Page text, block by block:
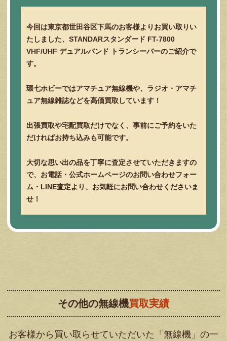
今回は東京都世田谷区下馬のお客様よりお買い取りい
たしました、STANDARスタンダード FT-7800
VHF/UHF デュアルバンド トランシーバーのご紹介で
す。
環七ホビーではアマチュア無線機や、ラジオ・アマチ
ュア無線雑誌などを高価買取しています！
出張買取や宅配買取だけでなく、事前にご予約をいた
だければお持ち込みも可能です。
大切な思い出の品を丁寧に査定させていただきますの
で、お電話・公式ホームページのお問い合わせフォー
ム・LINE査定より、お気軽にお問い合わせくださいま
せ！
その他の無線機買取実績
お客様から買い取らせていただいた「無線機」の一